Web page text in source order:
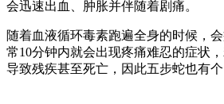
会迅速出血、肿胀并伴随着剧痛。
随着血液循环毒素跑遍全身的时候，
常10分钟内就会出现疼痛难忍的症状
导致残疾甚至死亡，因此五步蛇也有个